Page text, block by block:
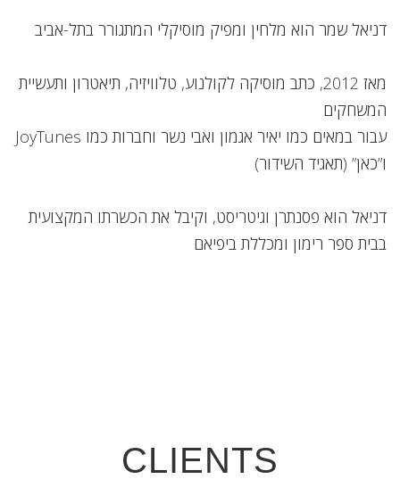
דניאל שמר הוא מלחין ומפיק מוסיקלי המתגורר בתל-אביב
מאז 2012, כתב מוסיקה לקולנוע, טלוויזיה, תיאטרון ותעשיית
המשחקים
עבור במאים כמו יאיר אגמון ואבי נשר וחברות כמו JoyTunes
ו”כאן” (תאגיד השידור)
דניאל הוא פסנתרן וגיטריסט, וקיבל את הכשרתו המקצועית
בבית ספר רימון ומכללת ביפיאם
CLIENTS